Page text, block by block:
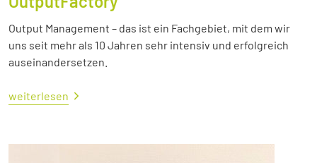
Output Management – das ist ein Fachgebiet, mit dem wir
uns seit mehr als 10 Jahren sehr intensiv und erfolgreich
auseinandersetzen.
weiterlesen